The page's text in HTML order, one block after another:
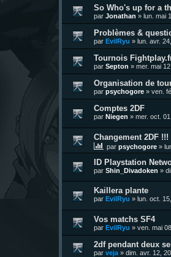
So Who's up for a
par Jonathan » lun. mai
Problèmes &
par EvilRyu » lun. avr.
Tournois
par Septon » mer. mai
Organisation de
par psychogore » ven.
Comptes 2DF
par Niegen » mer. oct.
Changement 2DF !!!
par psychogore »
ID Playstation
par Shin_Divadoken »
Kaillera plante
par EvilRyu » lun. oct.
Vos matchs SF4
par EvilRyu » ven. mai
2df pendant deux
par veja » dim. avr. 12,